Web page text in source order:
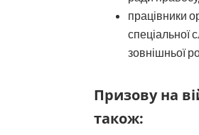
працівники
спеціальної
зовнішньої
Призову на
також: